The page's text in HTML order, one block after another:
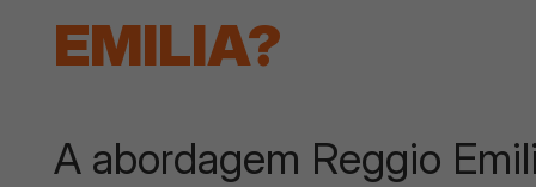
EMILIA?
A abordagem Reggio